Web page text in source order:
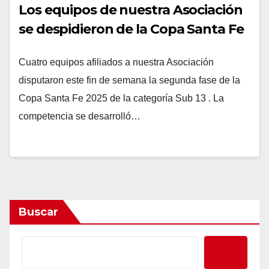
Los equipos de nuestra Asociación
se despidieron de la Copa Santa Fe
Cuatro equipos afiliados a nuestra Asociación
disputaron este fin de semana la segunda fase de la
Copa Santa Fe 2025 de la categoría Sub 13 . La
competencia se desarrolló…
Buscar